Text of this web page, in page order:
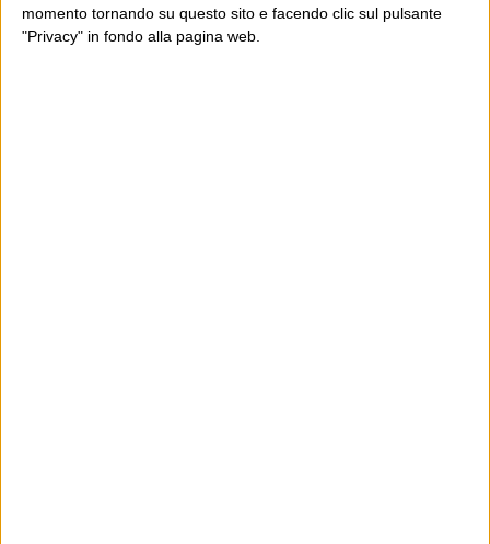
momento tornando su questo sito e facendo clic sul pulsante
"Privacy" in fondo alla pagina web.